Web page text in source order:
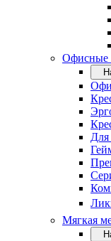
Офисные
Для
Мягкая